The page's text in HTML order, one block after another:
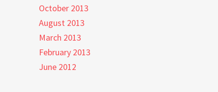
October 2013
August 2013
March 2013
February 2013
June 2012